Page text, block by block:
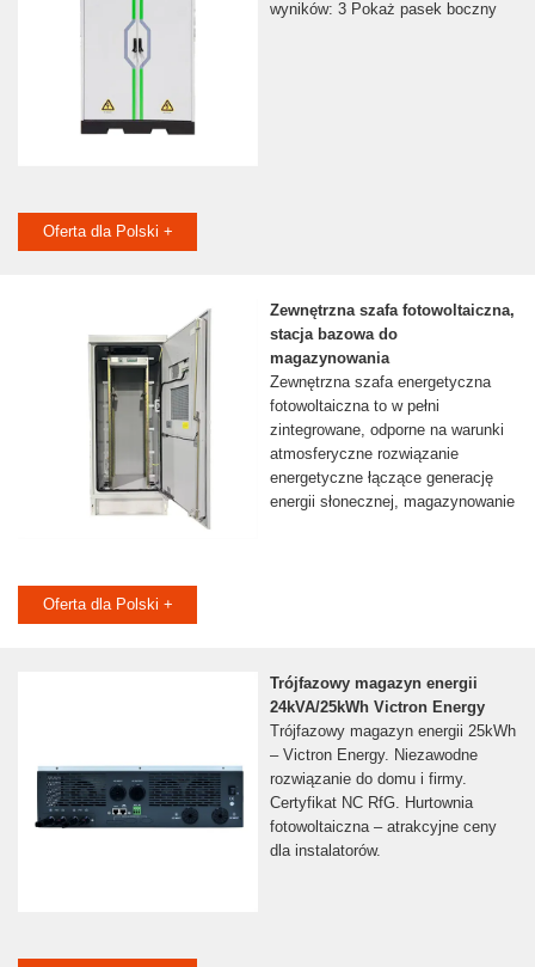
wyników: 3 Pokaż pasek boczny
Oferta dla Polski +
Zewnętrzna szafa fotowoltaiczna,
stacja bazowa do
magazynowania
Zewnętrzna szafa energetyczna
fotowoltaiczna to w pełni
zintegrowane, odporne na warunki
atmosferyczne rozwiązanie
energetyczne łączące generację
energii słonecznej, magazynowanie
Oferta dla Polski +
Trójfazowy magazyn energii
24kVA/25kWh Victron Energy
Trójfazowy magazyn energii 25kWh
– Victron Energy. Niezawodne
rozwiązanie do domu i firmy.
Certyfikat NC RfG. Hurtownia
fotowoltaiczna – atrakcyjne ceny
dla instalatorów.